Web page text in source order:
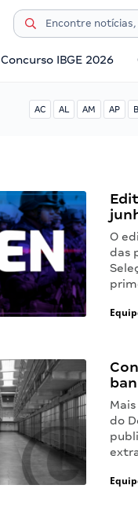
Concurso IBGE 2026
AC AL AM AP
O
das
do